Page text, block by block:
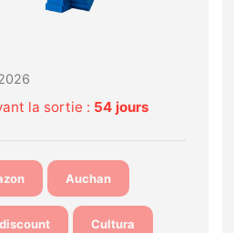
la sortie : 54 jours
Auchan
Cultura